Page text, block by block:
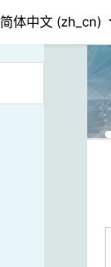
简体中文 ‎(zh_cn)‎